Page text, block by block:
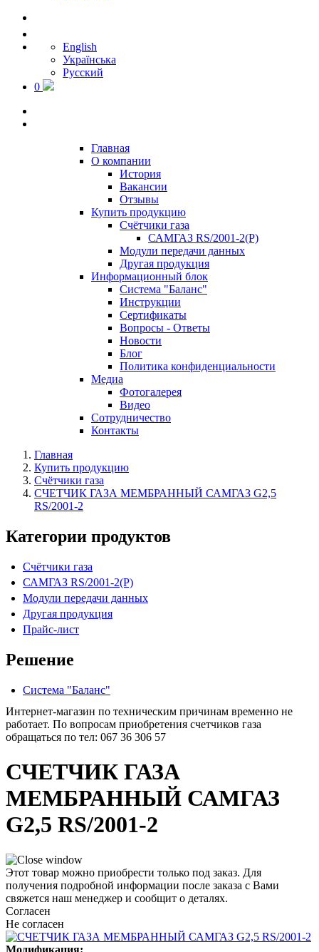
English
Українська
Русский
0
Главная
О компании
История
Вакансии
Отзывы
Купить продукцию
Счётчики газа
САМГАЗ RS/2001-2(Р)
Модули передачи данных
Другая продукция
Информационный блок
Система "Баланс"
Инструкции
Cертификаты
Вопросы - Ответы
Новости
Блог
Политика конфиденциальности
Медиа
Фотогалерея
Видео
Сотрудничество
Контакты
Главная
Купить продукцию
Счётчики газа
СЧЕТЧИК ГАЗА МЕМБРАННЫЙ САМГАЗ G2,5
RS/2001-2
Категории продуктов
Счётчики газа
САМГАЗ RS/2001-2(Р)
Модули передачи данных
Другая продукция
Прайс-лист
Решение
Система "Баланс"
Интернет-магазин по техническим причинам временно не
работает. По вопросам приобретения счетчиков газа
обращаться по тел: 067 36 306 57
СЧЕТЧИК ГАЗА
МЕМБРАННЫЙ САМГАЗ
G2,5 RS/2001-2
Этот товар можно приобрести только под заказ. Для
получения подробной информации после заказа с Вами
свяжется наш менеджер и сообщит о деталях.
Согласен
Не согласен
Модификация: